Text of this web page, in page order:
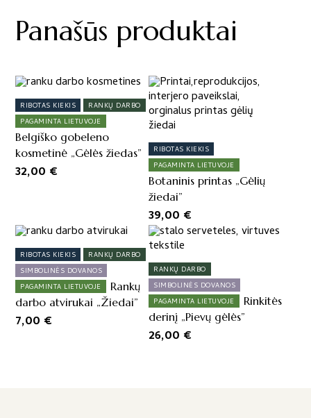
Panašūs produktai
RIBOTAS KIEKIS
RANKŲ DARBO
PAGAMINTA LIETUVOJE
Belgiško gobeleno
kosmetinė „Gėlės žiedas”
32,00 €
RIBOTAS KIEKIS
PAGAMINTA LIETUVOJE
Botaninis printas „Gėlių
žiedai”
39,00 €
RIBOTAS KIEKIS
RANKŲ DARBO
SIMBOLINĖS DOVANOS
PAGAMINTA LIETUVOJE
Rankų
darbo atvirukai „Žiedai”
7,00 €
This
product
has
multiple
variants.
The
options
RANKŲ DARBO
SIMBOLINĖS DOVANOS
PAGAMINTA LIETUVOJE
Rinkitės
derinį „Pievų gėlės”
26,00 €